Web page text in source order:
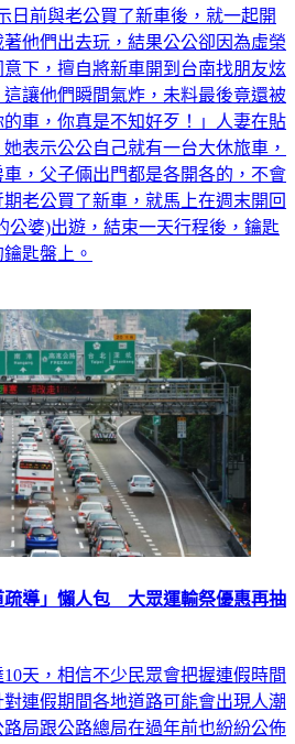
日前與老公買了新車後，就一起開
他們出去玩，結果公公卻因為虛榮
下，擅自將新車開到台南找朋友炫
讓他們瞬間氣炸，未料最後竟還被
車，你真是不知好歹！」人妻在貼
表示公公自己就有一台大休旅車，
，父子倆出門都是各開各的，不會
老公買了新車，就馬上在週末開回
公婆)出遊，結束一天行程後，鑰匙
匙盤上。
疏導」懶人包 大眾運輸祭優惠再抽
天，相信不少民眾會把握連假時間
連假期間各地道路可能會出現人潮
局跟公路總局在過年前也紛紛公佈